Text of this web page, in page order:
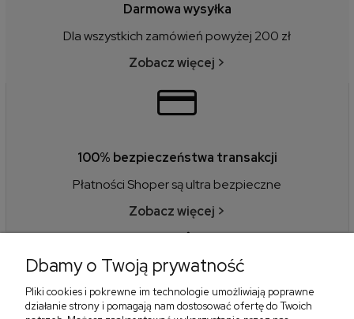
Darmowa wysyłka
Dla wszystkich zamówień powyżej 200 zł
Zobacz więcej >
100% bezpieczeństwa transakcji
Płatności Shoper są ultra bezpieczne
Zobacz więcej >
14 dni na zwrot
Dbamy o Twoją prywatność
Pliki cookies i pokrewne im technologie umożliwiają poprawne
działanie strony i pomagają nam dostosować ofertę do Twoich